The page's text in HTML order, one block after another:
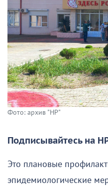
Фото: архив "НР"
Подписывайтесь на
Это плановые
эпидемиологические